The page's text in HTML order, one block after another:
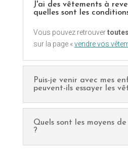
J'ai des vêtements à
quelles sont les
Vous pouvez retrouver
sur la page «vendre vos
Puis-je venir avec mes
peuvent-ils essayer les
Quels sont les moyens
?